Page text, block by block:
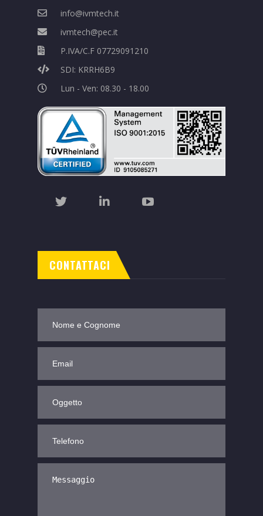
info@ivmtech.it
ivmtech@pec.it
P.IVA/C.F 07729091210
SDI: KRRH6B9
Lun - Ven: 08.30 - 18.00
CONTATTACI